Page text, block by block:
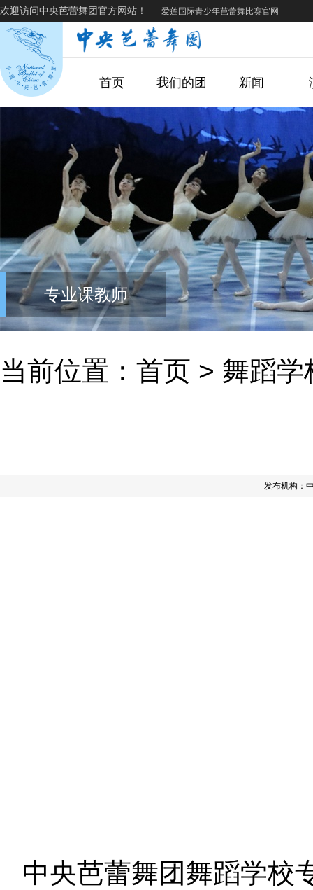
欢迎访问中央芭蕾舞团官方网站！ 爱莲国际青少年芭蕾舞比赛官网
首页 我们的团 新闻
专业课教师
当前位置： 首页 > 舞蹈学
发布机构：
中央芭蕾舞团舞蹈学校